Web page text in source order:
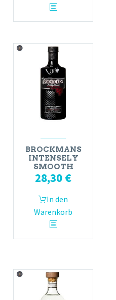
BROCKMANS
INTENSELY
SMOOTH
28,30 €
In den
Warenkorb